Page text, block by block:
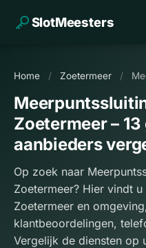
SlotMeesters
Home / Zoetermeer /
Zoetermeer –
aanbieders
Op zoek naar
Zoetermeer? Hier vindt
Zoetermeer en
klantbeoordelingen,
Vergelijk de diensten op